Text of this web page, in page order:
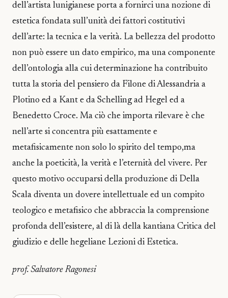
dell’artista lunigianese porta a fornirci una nozione di
estetica fondata sull’unità dei fattori costitutivi
dell’arte: la tecnica e la verità. La bellezza del prodotto
non può essere un dato empirico, ma una componente
dell’ontologia alla cui determinazione ha contribuito
tutta la storia del pensiero da Filone di Alessandria a
Plotino ed a Kant e da Schelling ad Hegel ed a
Benedetto Croce. Ma ciò che importa rilevare è che
nell’arte si concentra più esattamente e
metafisicamente non solo lo spirito del tempo,ma
anche la poeticità, la verità e l’eternità del vivere. Per
questo motivo occuparsi della produzione di Della
Scala diventa un dovere intellettuale ed un compito
teologico e metafisico che abbraccia la comprensione
profonda dell’esistere, al di là della kantiana Critica del
giudizio e delle hegeliane Lezioni di Estetica.
prof. Salvatore Ragonesi